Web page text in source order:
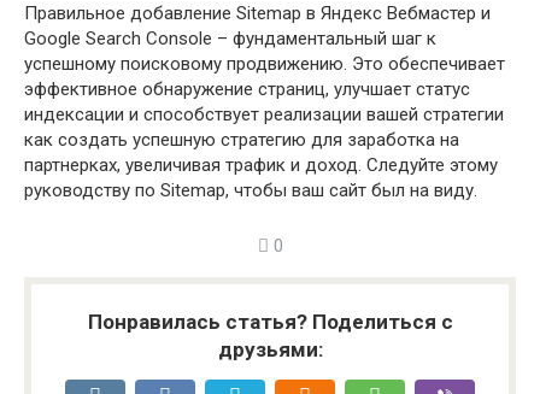
Правильное добавление Sitemap в Яндекс Вебмастер и
Google Search Console – фундаментальный шаг к
успешному поисковому продвижению. Это обеспечивает
эффективное обнаружение страниц, улучшает статус
индексации и способствует реализации вашей стратегии
как создать успешную стратегию для заработка на
партнерках, увеличивая трафик и доход. Следуйте этому
руководству по Sitemap, чтобы ваш сайт был на виду.
0
Понравилась статья? Поделиться с
друзьями: